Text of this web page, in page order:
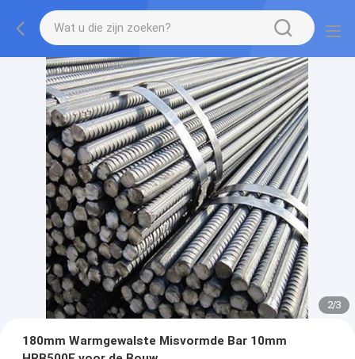
2/3
180mm Warmgewalste Misvormde Bar 10mm